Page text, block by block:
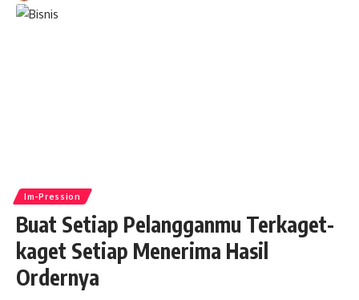
Im-Pression
Buat Setiap Pelangganmu Terkaget-
kaget Setiap Menerima Hasil
Ordernya